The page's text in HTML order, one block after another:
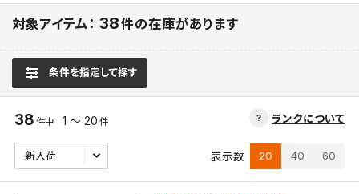
対象アイテム： 38件の在庫があります
条件を指定して探す
ランクについて
38 件中 1 ～ 20 件
表示数 20 40 60